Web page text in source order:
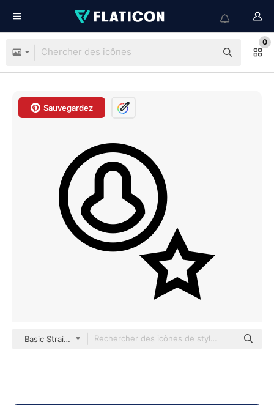
0
Sauvegardez
Basic Straight Lineal